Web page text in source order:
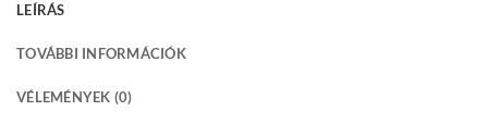
LEÍRÁS
TOVÁBBI INFORMÁCIÓK
VÉLEMÉNYEK (0)